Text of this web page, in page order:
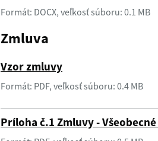
Formát: DOCX, veľkosť súboru: 0.1 MB
Zmluva
Vzor zmluvy
Formát: PDF, veľkosť súboru: 0.4 MB
Príloha č.1 Zmluvy -